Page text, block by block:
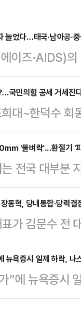
늘었다…태국·남아공·
이즈·AIDS)
내국인들 사
고 있는 것으
면 태국·남아
건복지위원회)
년부터 2024
우 한 해 1006
국민의힘 공세 거세진
대~한덕수 회
청문회'를
명확하지 않
성향 유튜버
압박하면서
석 원내대표
를 넘고 있다"
㎜ '물벼락'...환절기 '
전국 대부분
"늦은 새벽
국으로 확대되
만의 빗방울이
5도
은 곳 80mm
▲강원
동혁, 당내통합·당력결
가 김문수 전
'대여 총력
가기 위해 당
울 여의도의
당 상황에 대
뉴욕증시 일제 하락,
”에 뉴욕증시